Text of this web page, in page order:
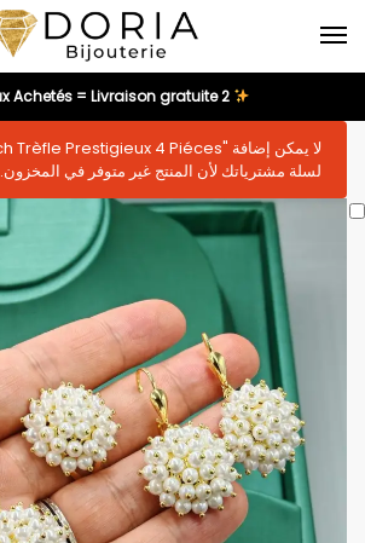
لسلة مشترياتك لأن المنتج غير متوفر في المخزون.